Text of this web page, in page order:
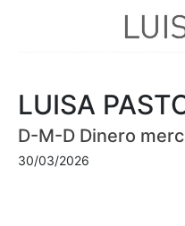
LUISA
D-M-D Dinero
30/03/2026